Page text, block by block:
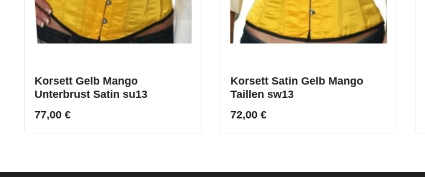
Korsett Gelb Mango
Unterbrust Satin su13
77,00 €
Korsett Satin Gelb Mango
Taillen sw13
72,00 €